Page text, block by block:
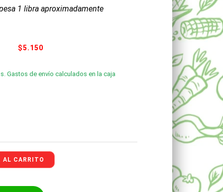
1 libra aproximadamente
$5.150
Gastos de envío calculados en la caja
AL CARRITO